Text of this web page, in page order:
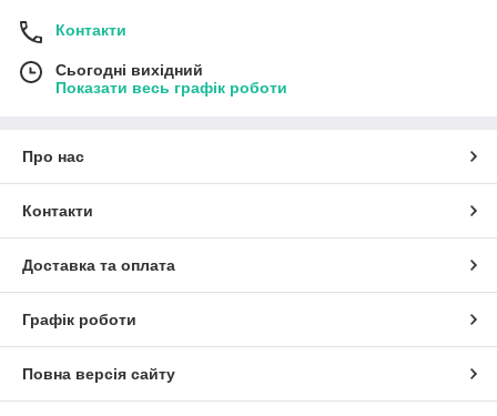
Контакти
Сьогодні вихідний
Показати весь графік роботи
Про нас
Контакти
Доставка та оплата
Графік роботи
Повна версія сайту